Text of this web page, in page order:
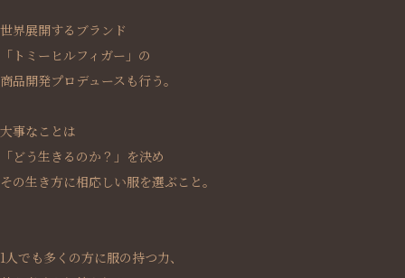
世界展開するブランド
「トミーヒルフィガー」の
商品開発プロデュースも行う。
大事なことは
「どう生きるのか？」を決め
その生き方に相応しい服を選ぶこと。
1人でも多くの方に服の持つ力、